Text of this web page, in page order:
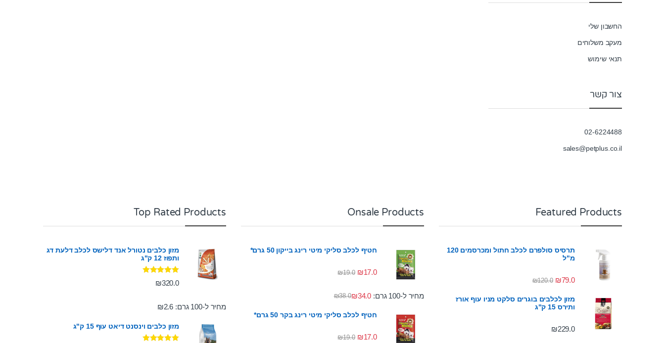
החשבון שלי
מעקב משלוחים
תנאי שימוש
צור קשר
02-6224488
sales@petplus.co.il
Featured Products
תרסיס סולפרם לכלב חתול ומכרסמים 120
מ"ל
₪79.0
₪120.0
מזון לכלבים בוגרים סלקט מניו עוף אורז
ותירס 15 ק"ג
₪229.0
Onsale Products
חטיף לכלב סליקי מיטי רינג בייקון 50 גרם*
₪17.0
₪19.0
מחיר ל-100 גרם: ₪38.0₪34.0
חטיף לכלב סליקי מיטי רינג בקר 50 גרם*
₪17.0
₪19.0
Top Rated Products
מזון כלבים נטורל אנד דלישס לכלב דלעת דג
ותפוז 12 ק"ג
דורג5.00
מתוך 5 ₪320.0
מחיר ל-100 גרם: ₪2.6
מזון כלבים וינסנט דיאט עוף 15 ק"ג